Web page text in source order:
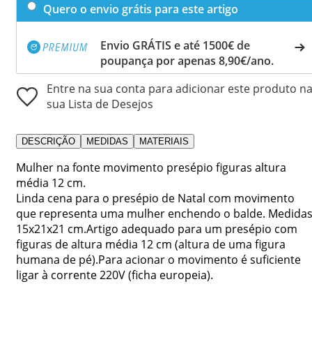
Quero o envio grátis para este artigo
Envio GRÁTIS e até 1500€ de
poupança por apenas 8,90€/ano.
Entre na sua conta para adicionar este produto na
sua Lista de Desejos
DESCRIÇÃO MEDIDAS MATERIAIS
Mulher na fonte movimento presépio figuras altura
média 12 cm.
Linda cena para o presépio de Natal com movimento
que representa uma mulher enchendo o balde.
15x21x21 cm.Artigo adequado para um presépio com
figuras de altura média 12 cm (altura de uma figura
humana de pé).Para acionar o movimento é suficiente
ligar à corrente 220V (ficha europeia).